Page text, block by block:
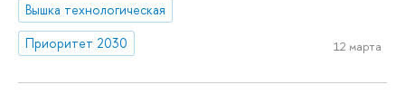
Вышка технологическая
Приоритет 2030
12 марта